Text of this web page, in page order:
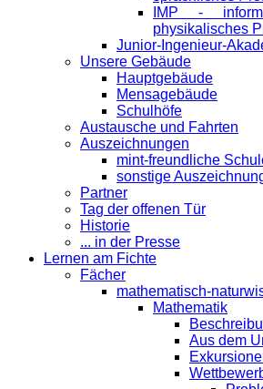
IMP -
physikalisches
Junior-Ingenieur-
Unsere Gebäude
Hauptgebäude
Mensagebäude
Schulhöfe
Austausche und Fahrten
Auszeichnungen
mint-freundliche
sonstige
Partner
Tag der offenen Tür
Historie
... in der Presse
Lernen am Fichte
Fächer
mathematisch-
Mathematik
Aus dem